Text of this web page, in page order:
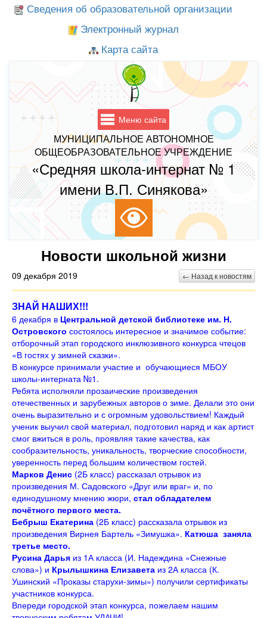
Сведения об образовательной организации
Электронный журнал
Карта сайта
Меню сайта
МУНИЦИПАЛЬНОЕ АВТОНОМНОЕ
ОБЩЕОБРАЗОВАТЕЛЬНОЕ УЧРЕЖДЕНИЕ
«Средняя школа-интернат № 1
имени В.П. Синякова»
Новости школьной жизни
09 декабря 2019 ← Назад к новостям
ЗНАЙ НАШИХ!!!
6 декабря в Центральной детской библиотеке им. Н.
Островского состоялось интересное и значимое событие:
отборочный этап городского инклюзивного конкурса чтецов
«В гостях у зимней сказки».
В конкурсе принимали участие и обучающиеся МБОУ
школы-интерната №1.
Ребята исполняли прозаические произведения
отечественных и зарубежных авторов о зиме. Делали это они
очень выразительно и с огромным удовольствием! Каждый
ученик выучил свой материал, подготовил наряд и как артист
смог вжиться в роль, проявляя такие качества, как
сообразительность, уникальность, творческие способности,
уверенность перед большим количеством гостей.
Марков Денис (2Б класс) рассказал отрывок из
произведения М. Садовского «Друг или враг» и, по
единодушному мнению жюри, стал обладателем
почётного первого места.
Бебрыш Екатерина (2Б класс) рассказала отрывок из
произведения Вирнея Бартель «Зимушка». Катюша заняла
третье место.
Русина Дарья из 1А класса (И. Надеждина «Снежные
слова») и Крылышкина Елизавета из 2А класса (К.
Ушинский «Проказы старухи-зимы») получили сертификаты
участников конкурса.
Впереди городской этап конкурса, пожелаем нашим